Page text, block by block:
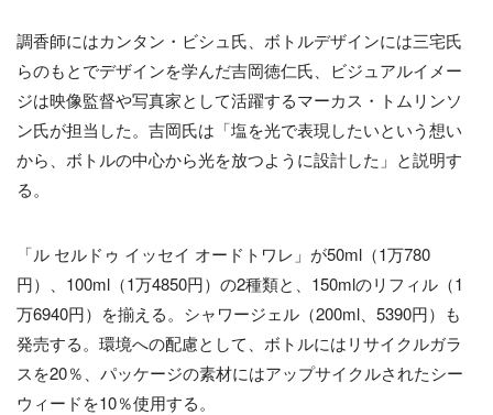
調香師にはカンタン・ビシュ氏、ボトルデザインには三宅氏
らのもとでデザインを学んだ吉岡徳仁氏、ビジュアルイメー
ジは映像監督や写真家として活躍するマーカス・トムリンソ
ン氏が担当した。吉岡氏は「塩を光で表現したいという想い
から、ボトルの中心から光を放つように設計した」と説明す
る。
「ル セルドゥ イッセイ オードトワレ」が50ml（1万780
円）、100ml（1万4850円）の2種類と、150mlのリフィル（1
万6940円）を揃える。シャワージェル（200ml、5390円）も
発売する。環境への配慮として、ボトルにはリサイクルガラ
スを20％、パッケージの素材にはアップサイクルされたシー
ウィードを10％使用する。